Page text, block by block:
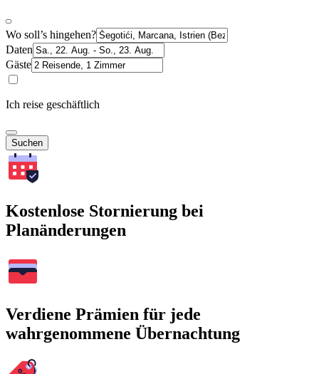
Wo soll’s hingehen?
Daten
Gäste
Ich reise geschäftlich
Suchen
Kostenlose Stornierung bei
Planänderungen
Verdiene Prämien für jede
wahrgenommene Übernachtung